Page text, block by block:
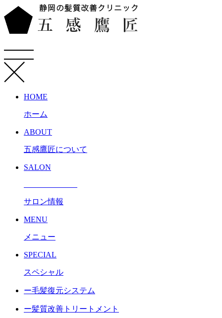
HOME
ホーム
ABOUT
五感鷹匠について
SALON
サロン情報
MENU
メニュー
SPECIAL
スペシャル
ー毛髪復元システム
ー髪質改善トリートメント